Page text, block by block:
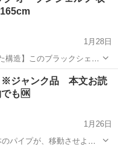
1月28日
とプラスチックコネクタ
特別にコーティングされて
ャンク品 本文お読
も🆗
1月26日
パイプが、移動させよう